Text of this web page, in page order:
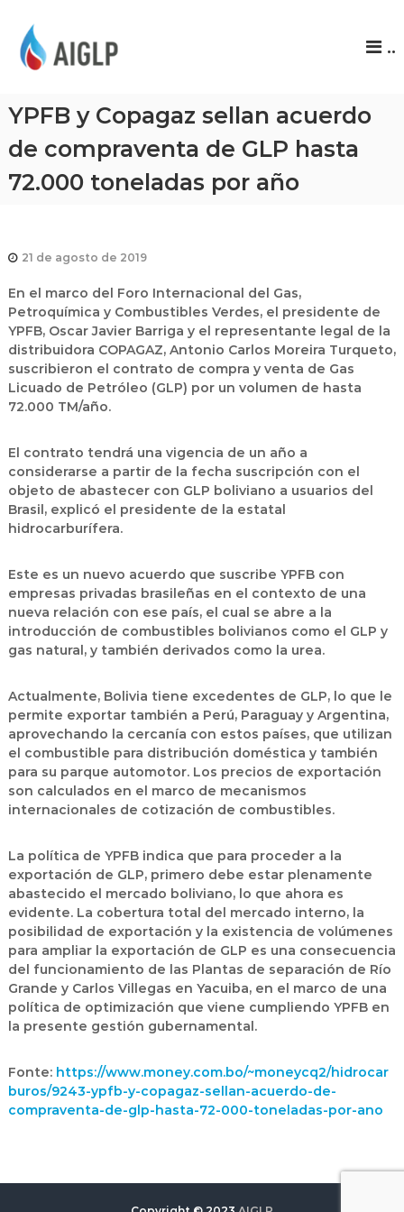
P
..
YPFB y Copagaz sellan acuerdo
de compraventa de GLP hasta
72.000 toneladas por año
21 de agosto de 2019
En el marco del Foro Internacional del Gas,
Petroquímica y Combustibles Verdes, el presidente de
YPFB, Oscar Javier Barriga y el representante legal de la
distribuidora COPAGAZ, Antonio Carlos Moreira Turqueto,
suscribieron el contrato de compra y venta de Gas
Licuado de Petróleo (GLP) por un volumen de hasta
72.000 TM/año.
El contrato tendrá una vigencia de un año a
considerarse a partir de la fecha suscripción con el
objeto de abastecer con GLP boliviano a usuarios del
Brasil, explicó el presidente de la estatal
hidrocarburífera.
Este es un nuevo acuerdo que suscribe YPFB con
empresas privadas brasileñas en el contexto de una
nueva relación con ese país, el cual se abre a la
introducción de combustibles bolivianos como el GLP y
gas natural, y también derivados como la urea.
Actualmente, Bolivia tiene excedentes de GLP, lo que le
permite exportar también a Perú, Paraguay y Argentina,
aprovechando la cercanía con estos países, que utilizan
el combustible para distribución doméstica y también
para su parque automotor. Los precios de exportación
son calculados en el marco de mecanismos
internacionales de cotización de combustibles.
La política de YPFB indica que para proceder a la
exportación de GLP, primero debe estar plenamente
abastecido el mercado boliviano, lo que ahora es
evidente. La cobertura total del mercado interno, la
posibilidad de exportación y la existencia de volúmenes
para ampliar la exportación de GLP es una consecuencia
del funcionamiento de las Plantas de separación de Río
Grande y Carlos Villegas en Yacuiba, en el marco de una
política de optimización que viene cumpliendo YPFB en
la presente gestión gubernamental.
Fonte: https://www.money.com.bo/~moneycq2/hidrocar
buros/9243-ypfb-y-copagaz-sellan-acuerdo-de-
compraventa-de-glp-hasta-72-000-toneladas-por-ano